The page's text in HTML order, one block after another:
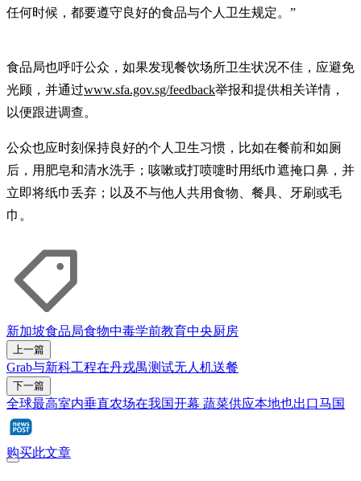
任何时候，都要遵守良好的食品与个人卫生规定。”
食品局也呼吁公众，如果发现餐饮场所卫生状况不佳，应避免
光顾，并通过www.sfa.gov.sg/feedback举报和提供相关详情，
以便跟进调查。
公众也应时刻保持良好的个人卫生习惯，比如在餐前和如厕
后，用肥皂和清水洗手；咳嗽或打喷嚏时用纸巾遮掩口鼻，并
立即将纸巾丢弃；以及不与他人共用食物、餐具、牙刷或毛
巾。
新加坡食品局食物中毒学前教育中央厨房
上一篇
Grab与新科工程在丹戎禺测试无人机送餐
下一篇
全球最高室内垂直农场在我国开幕 蔬菜供应本地也出口马国
购买此文章